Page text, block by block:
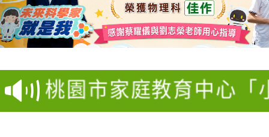
【甄選結果(第11招)】
學年度第1學期第7次代
結果(第11招)
【甄選結果(第3招)】
學年度第1學期第9次代
結果(第3招)
桃園市家庭教育中心「
程資訊」、「暑期親子
「校園短影音徵選活動